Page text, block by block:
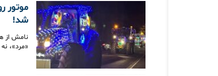
موتور
شد!
نامش از
«مرد»،